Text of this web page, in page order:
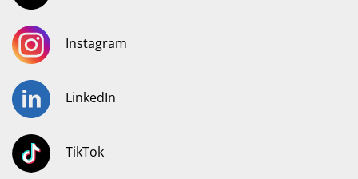
Instagram
LinkedIn
TikTok